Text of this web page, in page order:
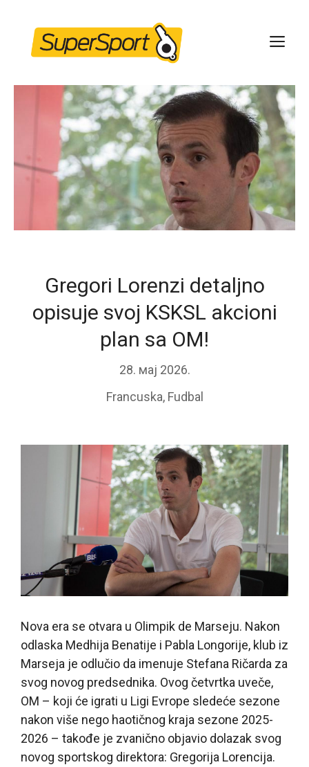
content
Gregori Lorenzi detaljno
opisuje svoj KSKSL akcioni
plan sa OM!
28. мај 2026.
Francuska, Fudbal
Nova era se otvara u Olimpik de Marseju. Nakon
odlaska Medhija Benatije i Pabla Longorije, klub iz
Marseja je odlučio da imenuje Stefana Ričarda za
svog novog predsednika. Ovog četvrtka uveče,
OM – koji će igrati u Ligi Evrope sledeće sezone
nakon više nego haotičnog kraja sezone 2025-
2026 – takođe je zvanično objavio dolazak svog
novog sportskog direktora: Gregorija Lorencija.